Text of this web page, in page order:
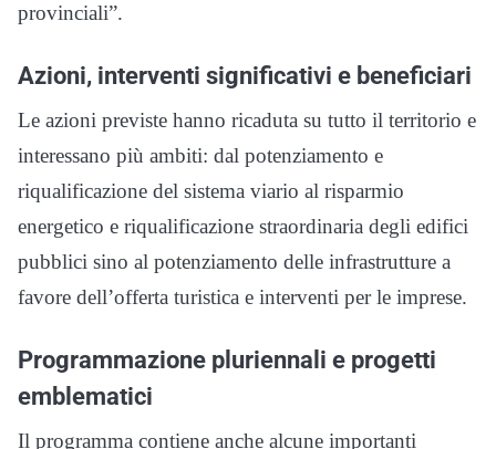
provinciali”.
Azioni, interventi significativi e beneficiari
Le azioni previste hanno ricaduta su tutto il territorio e
interessano più ambiti: dal potenziamento e
riqualificazione del sistema viario al risparmio
energetico e riqualificazione straordinaria degli edifici
pubblici sino al potenziamento delle infrastrutture a
favore dell’offerta turistica e interventi per le imprese.
Programmazione pluriennali e progetti
emblematici
Il programma contiene anche alcune importanti